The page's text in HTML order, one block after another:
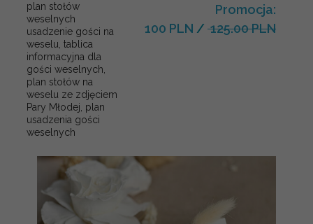
plan stołów
weselnych
usadzenie gości na
weselu, tablica
informacyjna dla
gości weselnych,
plan stołów na
weselu ze zdjęciem
Pary Młodej, plan
usadzenia gości
weselnych
Promocja:
100 PLN / 125.00 PLN